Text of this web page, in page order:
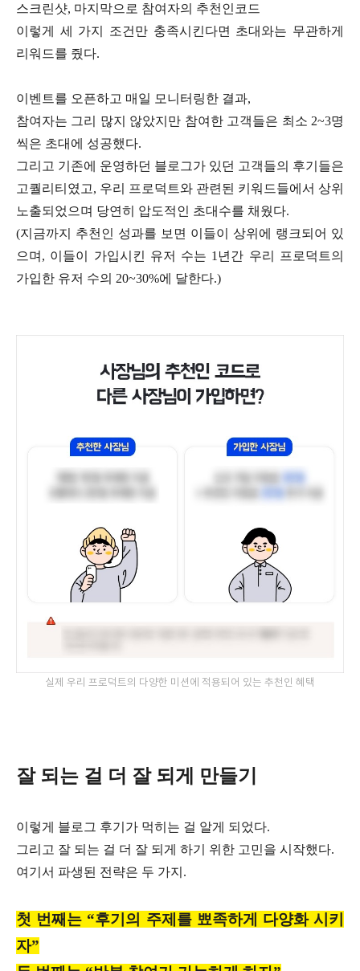
스크린샷, 마지막으로 참여자의 추천인코드
이렇게 세 가지 조건만 충족시킨다면 초대와는 무관하게
리워드를 줬다.
이벤트를 오픈하고 매일 모니터링한 결과,
참여자는 그리 많지 않았지만 참여한 고객들은 최소 2~3명
씩은 초대에 성공했다.
그리고 기존에 운영하던 블로그가 있던 고객들의 후기들은
고퀄리티였고, 우리 프로덕트와 관련된 키워드들에서 상위
노출되었으며 당연히 압도적인 초대수를 채웠다.
(지금까지 추천인 성과를 보면 이들이 상위에 랭크되어 있
으며, 이들이 가입시킨 유저 수는 1년간 우리 프로덕트의
가입한 유저 수의 20~30%에 달한다.)
실제 우리 프로덕트의 다양한 미션에 적용되어 있는 추천인 혜택
잘 되는 걸 더 잘 되게 만들기
이렇게 블로그 후기가 먹히는 걸 알게 되었다.
그리고 잘 되는 걸 더 잘 되게 하기 위한 고민을 시작했다.
여기서 파생된 전략은 두 가지.
첫 번째는 “후기의 주제를 뾰족하게 다양화 시키
자”